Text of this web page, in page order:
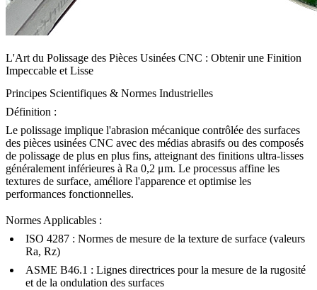
L'Art du Polissage des Pièces Usinées CNC : Obtenir une Finition
Impeccable et Lisse
Principes Scientifiques & Normes Industrielles
Définition :
Le polissage implique l'abrasion mécanique contrôlée des surfaces
des pièces usinées CNC avec des médias abrasifs ou des composés
de polissage de plus en plus fins, atteignant des finitions ultra-lisses
généralement inférieures à Ra 0,2 μm. Le processus affine les
textures de surface, améliore l'apparence et optimise les
performances fonctionnelles.
Normes Applicables :
ISO 4287 : Normes de mesure de la texture de surface (valeurs
Ra, Rz)
ASME B46.1 : Lignes directrices pour la mesure de la rugosité
et de la ondulation des surfaces